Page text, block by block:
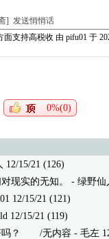
] 发送悄悄话
面支持高税收 由 pifu01 于
0%(0)
15/21 (126)
现实的无知。
- 绿野仙
12/15/21 (121)
15/21 (119)
？
/无内容 - 毛左